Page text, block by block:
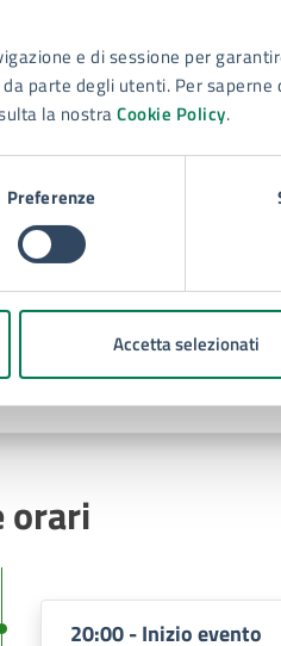
e di sessione per
parte degli utenti. Per
la nostraCookie Policy.
Preferenze
Accetta selezionati
Teatro Massimo Città di
del Teatro (angolo Via Roma),
orari
20:00 - Inizio evento